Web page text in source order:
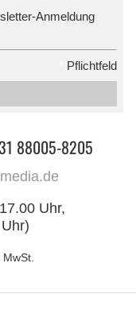
Anmeldung
Pflichtfeld
88005-8205
Uhr,